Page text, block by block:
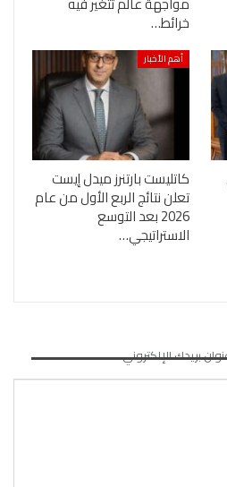
خرائط…
أهم الأخبار
كاتليست بارتنرز ميدل إيست
تعلن نتائج الربع الأول من عام
2026 بعد التوسع
الاستراتيجي…
بريدك الإلكتروني.